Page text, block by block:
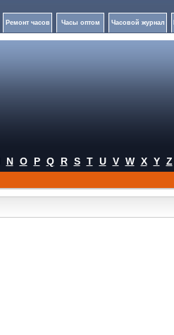
Ремонт часов Часы оптом Часовой журнал
N O P Q R S T U V W X Y Z